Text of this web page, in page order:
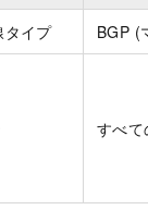
タイプ BGP (
すべて